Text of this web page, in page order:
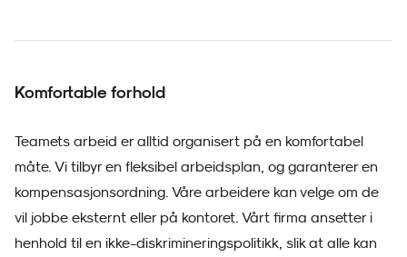
Komfortable forhold
Teamets arbeid er alltid organisert på en komfortabel
måte. Vi tilbyr en fleksibel arbeidsplan, og garanterer en
kompensasjonsordning. Våre arbeidere kan velge om de
vil jobbe eksternt eller på kontoret. Vårt firma ansetter i
henhold til en ikke-diskrimineringspolitikk, slik at alle kan